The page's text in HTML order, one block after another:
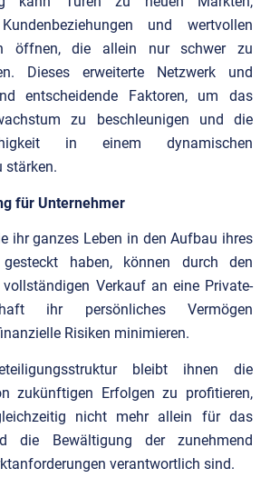
und wertvollen
öffnen, die allein nur schwer zu
Dieses erweiterte Netzwerk und
entscheidende Faktoren, um das
zu beschleunigen und die
in einem dynamischen
stärken.
für Unternehmer
ihr ganzes Leben in den Aufbau ihres
gesteckt haben, können durch den
Verkauf an eine Private-
ihr persönliches Vermögen
Risiken minimieren.
bleibt ihnen die
zukünftigen Erfolgen zu profitieren,
nicht mehr allein für das
die Bewältigung der zunehmend
verantwortlich sind.